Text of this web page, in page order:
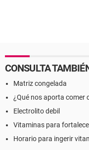
CONSULTA
Matriz congelada
¿Qué nos aporta comer
Electrolito debil
Vitaminas para
Horario para ingerir